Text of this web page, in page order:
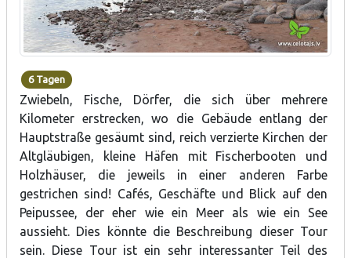
6 Tagen
Zwiebeln, Fische, Dörfer, die sich über mehrere
Kilometer erstrecken, wo die Gebäude entlang der
Hauptstraße gesäumt sind, reich verzierte Kirchen der
Altgläubigen, kleine Häfen mit Fischerbooten und
Holzhäuser, die jeweils in einer anderen Farbe
gestrichen sind! Cafés, Geschäfte und Blick auf den
Peipussee, der eher wie ein Meer als wie ein See
aussieht. Dies könnte die Beschreibung dieser Tour
sein. Diese Tour ist ein sehr interessanter Teil des